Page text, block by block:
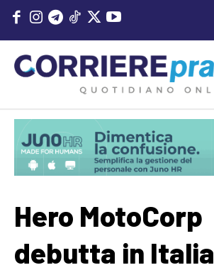
Hero MotoCorp
debutta in Italia